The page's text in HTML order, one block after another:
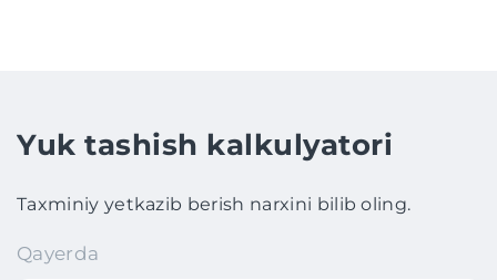
Yuk tashish kalkulyatori
Taxminiy yetkazib berish narxini bilib oling.
Qayerda